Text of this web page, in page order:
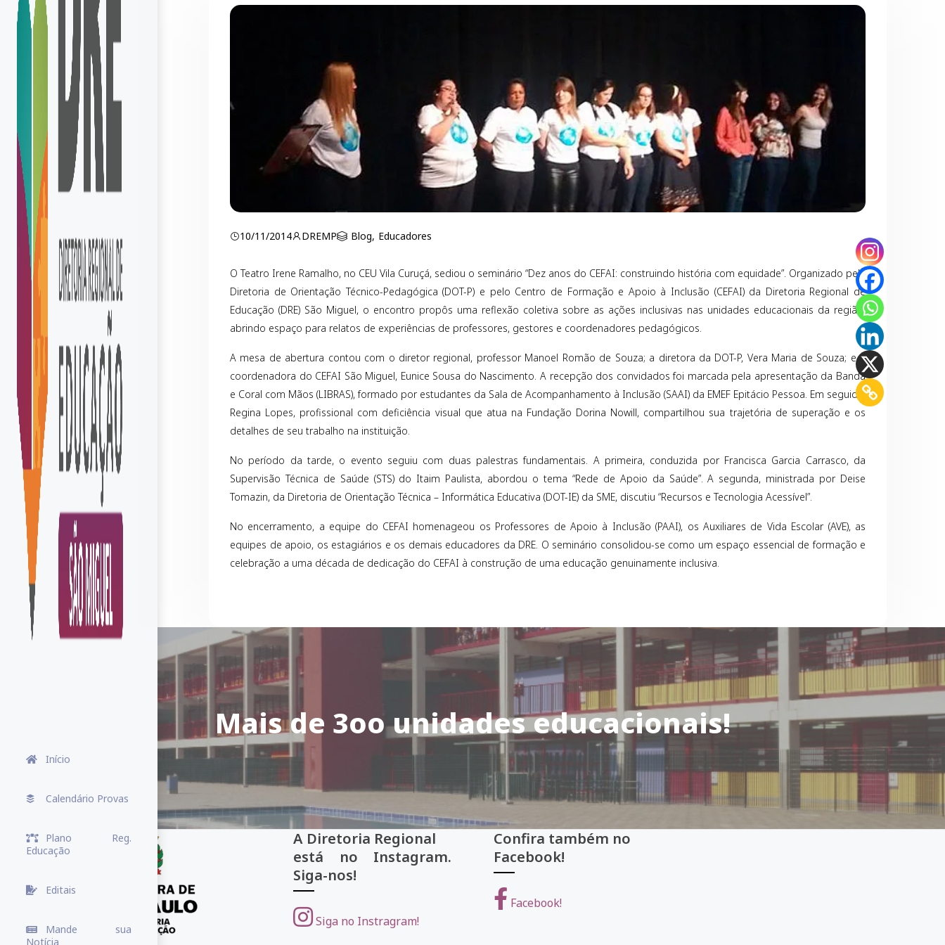
Início
Calendário Provas
Plano Reg.
Educação
Editais
Mande sua
Notícia
10/11/2014 DREMP Blog, Educadores
O Teatro Irene Ramalho, no CEU Vila Curuçá, sediou o seminário “Dez anos do CEFAI: construindo história com equidade”. Organizado pela
Diretoria de Orientação Técnico-Pedagógica (DOT-P) e pelo Centro de Formação e Apoio à Inclusão (CEFAI) da Diretoria Regional de
Educação (DRE) São Miguel, o encontro propôs uma reflexão coletiva sobre as ações inclusivas nas unidades educacionais da região,
abrindo espaço para relatos de experiências de professores, gestores e coordenadores pedagógicos.
A mesa de abertura contou com o diretor regional, professor Manoel Romão de Souza; a diretora da DOT-P, Vera Maria de Souza; e a
coordenadora do CEFAI São Miguel, Eunice Sousa do Nascimento. A recepção dos convidados foi marcada pela apresentação da Banda
e Coral com Mãos (LIBRAS), formado por estudantes da Sala de Acompanhamento à Inclusão (SAAI) da EMEF Epitácio Pessoa. Em seguida,
Regina Lopes, profissional com deficiência visual que atua na Fundação Dorina Nowill, compartilhou sua trajetória de superação e os
detalhes de seu trabalho na instituição.
No período da tarde, o evento seguiu com duas palestras fundamentais. A primeira, conduzida por Francisca Garcia Carrasco, da
Supervisão Técnica de Saúde (STS) do Itaim Paulista, abordou o tema “Rede de Apoio da Saúde”. A segunda, ministrada por Deise
Tomazin, da Diretoria de Orientação Técnica – Informática Educativa (DOT-IE) da SME, discutiu “Recursos e Tecnologia Acessível”.
No encerramento, a equipe do CEFAI homenageou os Professores de Apoio à Inclusão (PAAI), os Auxiliares de Vida Escolar (AVE), as
equipes de apoio, os estagiários e os demais educadores da DRE. O seminário consolidou-se como um espaço essencial de formação e
celebração a uma década de dedicação do CEFAI à construção de uma educação genuinamente inclusiva.
Mais de 3oo unidades educacionais!
A Diretoria Regional
está no Instagram.
Siga-nos!
Siga no Instragram!
Confira também no
Facebook!
Facebook!